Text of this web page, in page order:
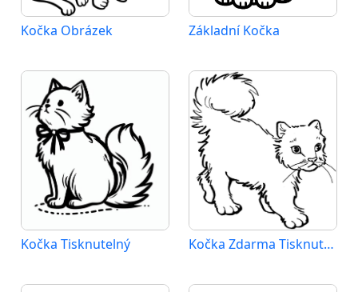
Kočka Obrázek Základní Kočka
Kočka Tisknutelný Kočka Zdarma Tisknutelný